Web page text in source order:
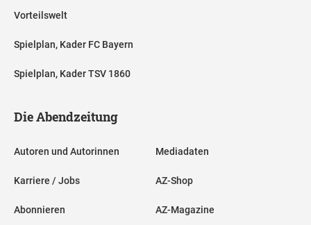
Vorteilswelt
Spielplan, Kader FC Bayern
Spielplan, Kader TSV 1860
Die Abendzeitung
Autoren und Autorinnen
Karriere / Jobs
Abonnieren
Mediadaten
AZ-Shop
AZ-Magazine